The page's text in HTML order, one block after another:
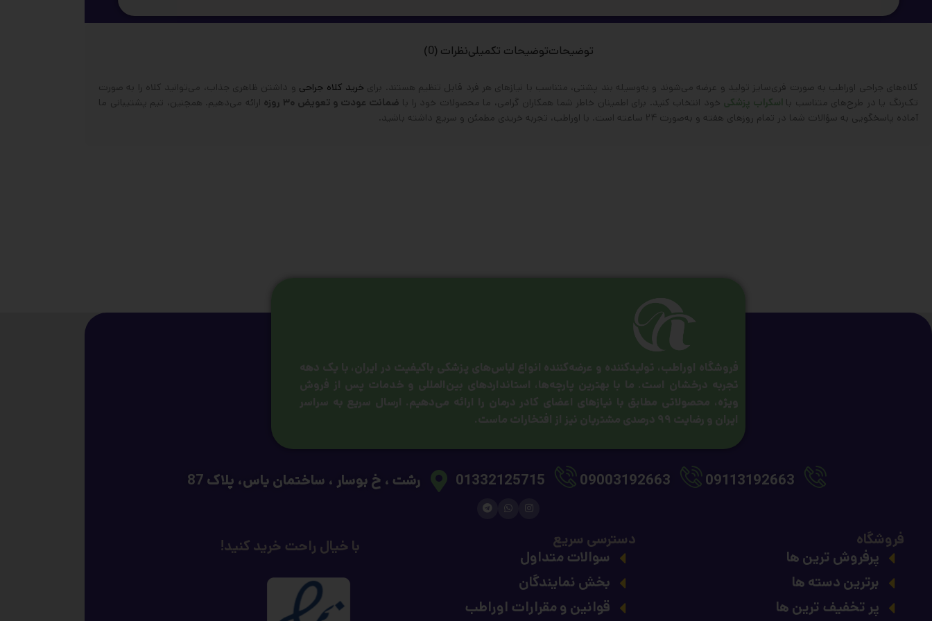
توضیحاتتوضیحات تکمیلینظرات (0)
کلاه‌های جراحی اوراطب به صورت فری‌سایز تولید و عرضه می‌شوند و به‌وسیله بند پشتی، متناسب با نیازهای هر فرد قابل تنظیم هستند. برای خرید کلاه جراحی و داشتن ظاهری جذاب، می‌توانید کلاه را به صورت
تک‌رنگ یا در طرح‌های متناسب با
خود انتخاب کنید. برای اطمینان خاطر شما همکاران گرامی، ما محصولات خود را با ضمانت عودت و تعویض ۳۰ روزه
ارائه می‌دهیم. همچنین، تیم پشتیبانی ما
آماده پاسخگویی به سؤالات شما در تمام روزهای هفته و به‌صورت ۲۴ ساعته است. با اوراطب، تجربه‌ خریدی مطمئن و سریع داشته باشید.
09113192663
09003192663
01332125715 رشت ، خ بوسار ، ساختمان یاس، پلاک 87
فروشگاه
پرفروش ترین ها
برترین دسته ها
پر تخفیف ترین ها
دسترسی سریع
سوالات متداول
بخش نمایندگان
قوانین و مقرارات اوراطب
با خیال راحت خرید کنید!